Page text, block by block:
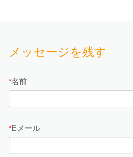
メッセージを残す
*名前
*Eメール